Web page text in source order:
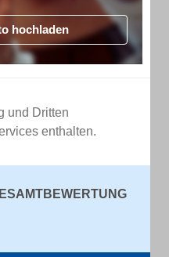
hochladen
und Dritten
enthalten.